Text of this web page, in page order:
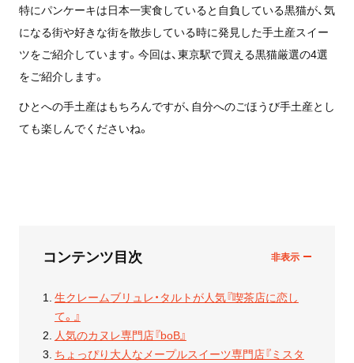
特にパンケーキは日本一実食していると自負している黒猫が、気
になる街や好きな街を散歩している時に発見した手土産スイー
ツをご紹介しています。今回は、東京駅で買える黒猫厳選の4選
をご紹介します。
ひとへの手土産はもちろんですが、自分へのごほうび手土産とし
ても楽しんでくださいね。
コンテンツ目次
生クレームブリュレ・タルトが人気『喫茶店に恋し
て。』
人気のカヌレ専門店『boB』
ちょっぴり大人なメープルスイーツ専門店『ミスタ